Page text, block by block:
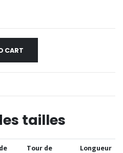
CART
tailles
Tour de
Longueur